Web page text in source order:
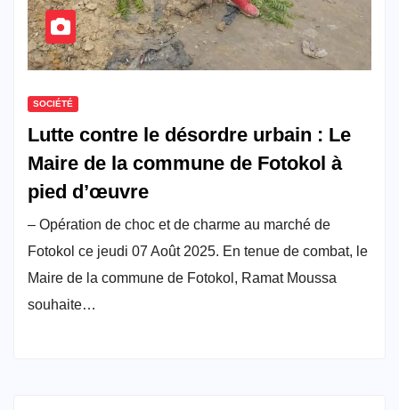
SOCIÉTÉ
Lutte contre le désordre urbain : Le
Maire de la commune de Fotokol à
pied d’œuvre
– Opération de choc et de charme au marché de
Fotokol ce jeudi 07 Août 2025. En tenue de combat, le
Maire de la commune de Fotokol, Ramat Moussa
souhaite…